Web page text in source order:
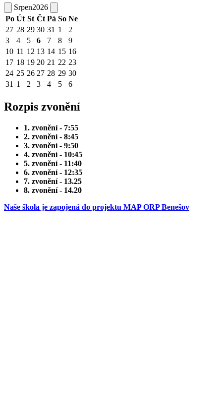
Srpen2026
Po Út St Čt Pá So Ne
27 28 29 30 31 1
2
3
4 5 6 7 8
9
10 11 12 13 14 15 16
17 18 19 20 21 22 23
24 25 26 27 28 29 30
31 1 2 3 4 5 6
Rozpis zvonění
1. zvonění - 7:55
2. zvonění - 8:45
3. zvonění - 9:50
4. zvonění - 10:45
5. zvonění - 11:40
6. zvonění - 12:35
7. zvonění - 13.25
8. zvonění - 14.20
Naše škola je zapojená do projektu MAP ORP Benešov